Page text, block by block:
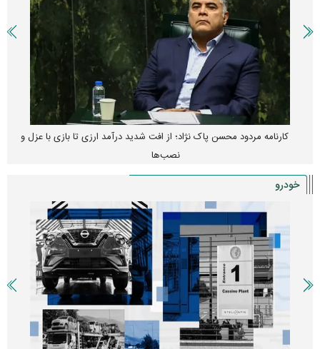
کارنامه مردود محسن پاک‌ نژاد؛ از افت شدید درآمد ارزی تا بازی با عزل و
نصب‌ها
خودرو